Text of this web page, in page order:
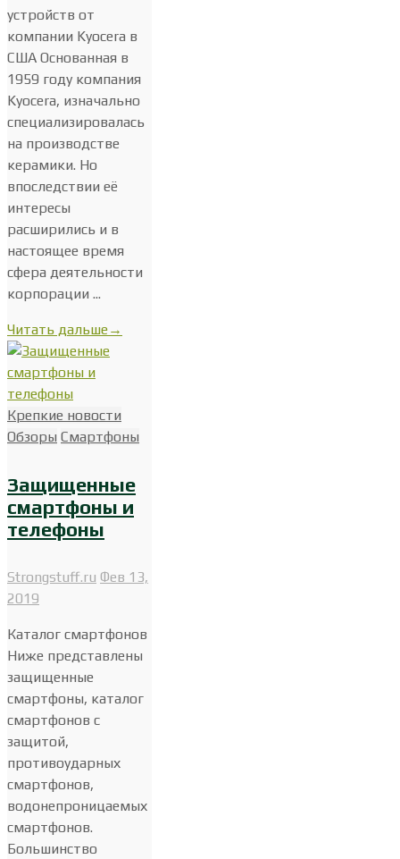
устройств от
компании Kyocera в
США Основанная в
1959 году компания
Kyocera, изначально
специализировалась
на производстве
керамики. Но
впоследствии её
интересы
расширились и в
настоящее время
сфера деятельности
корпорации ...
Читать дальше→
Крепкие новости
Обзоры Смартфоны
Защищенные
смартфоны и
телефоны
Strongstuff.ru Фев 13,
2019
Каталог смартфонов
Ниже представлены
защищенные
смартфоны, каталог
смартфонов с
защитой,
противоударных
смартфонов,
водонепроницаемых
смартфонов.
Большинство